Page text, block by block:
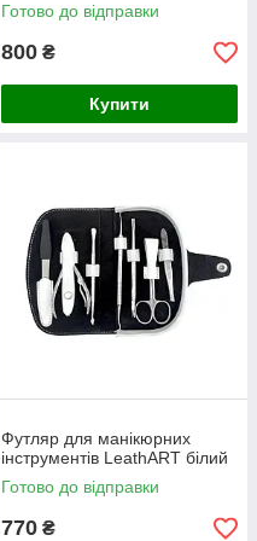
Готово до відправки
800 ₴
Купити
Футляр для манікюрних
інструментів LeathART білий
Готово до відправки
770 ₴